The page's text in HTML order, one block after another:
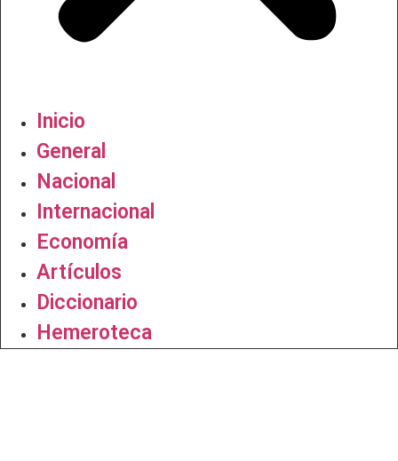
Inicio
General
Nacional
Internacional
Economía
Artículos
Diccionario
Hemeroteca